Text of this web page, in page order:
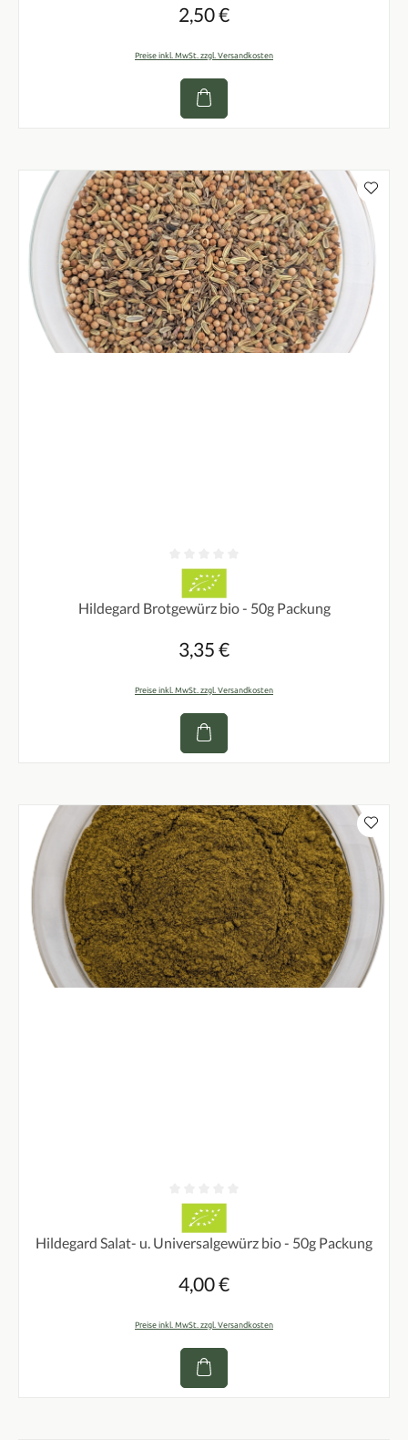
Regulärer Preis:
2,50 €
Preise inkl. MwSt. zzgl. Versandkosten
Durchschnittliche Bewertung von 0 von 5 Sternen
Hildegard Brotgewürz bio - 50g Packung
Regulärer Preis:
3,35 €
Preise inkl. MwSt. zzgl. Versandkosten
Durchschnittliche Bewertung von 0 von 5 Sternen
Hildegard Salat- u. Universalgewürz bio - 50g Packung
Regulärer Preis:
4,00 €
Preise inkl. MwSt. zzgl. Versandkosten